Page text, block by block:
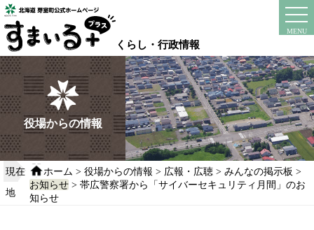
本
文
へ
移
動
る
くらし・行政情報
MENU
instagram
役場からの情報
現在
地
ホーム > 役場からの情報 > 広報・広聴> みんなの掲示板 >
お知らせ> 帯広警察署から「サイバーセキュリティ月間」のお
知らせ